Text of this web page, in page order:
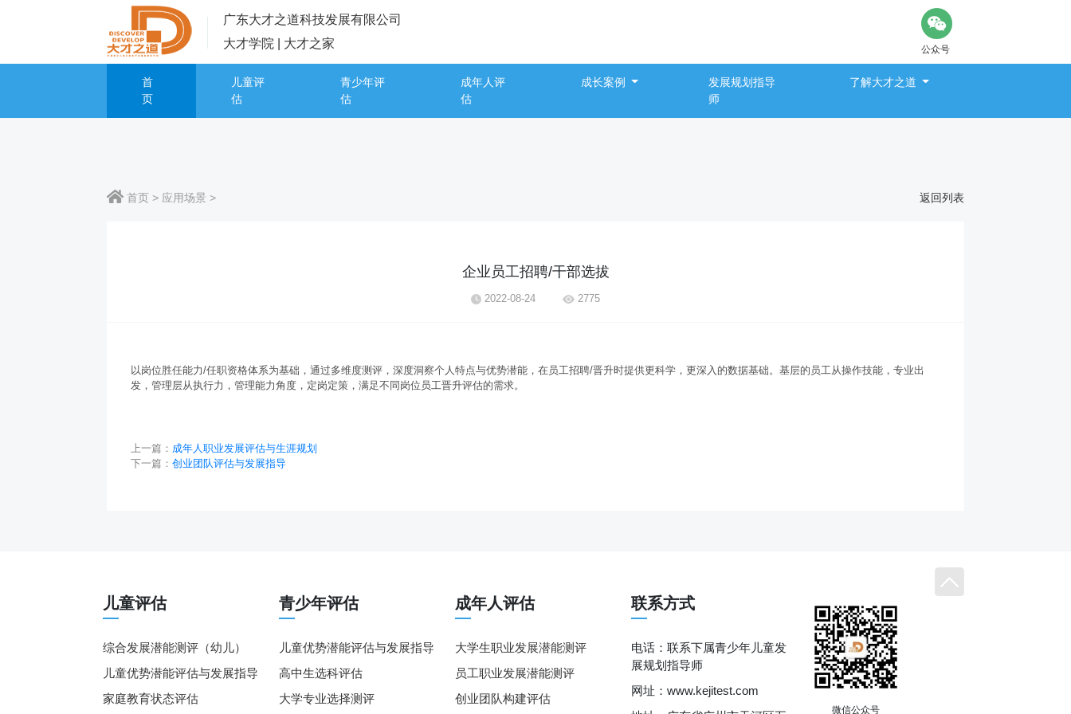
广东大才之道科技发展有限公司
大才学院 | 大才之家
公众号
首
页
儿童评
估
青少年评
估
成年人评
估
成长案例
发展规划指导
师
了解大才之道
首页 > 应用场景 > 返回列表
企业员工招聘/干部选拔
2022-08-24 2775
以岗位胜任能力/任职资格体系为基础，通过多维度测评，深度洞察个人特点与优势潜能，在员工招聘/晋升时提供更科学，更深入的数据基础。基层的员工从操作技能，专业出
发，管理层从执行力，管理能力角度，定岗定策，满足不同岗位员工晋升评估的需求。
上一篇： 成年人职业发展评估与生涯规划
下一篇：创业团队评估与发展指导
儿童评估
综合发展潜能测评（幼儿）
儿童优势潜能评估与发展指导
家庭教育状态评估
青少年评估
儿童优势潜能评估与发展指导
高中生选科评估
大学专业选择测评
成年人评估
大学生职业发展潜能测评
员工职业发展潜能测评
创业团队构建评估
联系方式
电话：联系下属青少年儿童发
展规划指导师
网址：www.kejitest.com
微信公众号